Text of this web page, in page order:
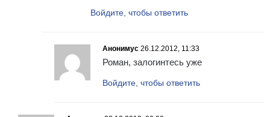
Войдите, чтобы ответить
Анонимус 26.12.2012, 11:33
Роман, залогинтесь уже
Войдите, чтобы ответить